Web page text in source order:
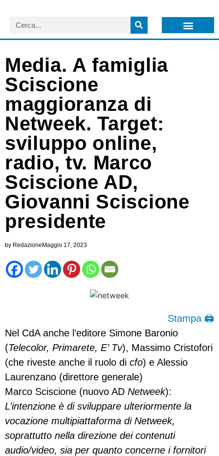
Media. A famiglia
Sciscione
maggioranza di
Netweek. Target:
sviluppo online,
radio, tv. Marco
Sciscione AD,
Giovanni Sciscione
presidente
by Redazione Maggio 17, 2023
Stampa 🖨
Nel CdA anche l’editore Simone Baronio
(Telecolor, Primarete, E’ Tv), Massimo Cristofori
(che riveste anche il ruolo di cfo) e Alessio
Laurenzano (direttore generale)
Marco Sciscione (nuovo AD Netweek):
L’intenzione è di sviluppare ulteriormente la
vocazione multipiattaforma di Netweek,
soprattutto nella direzione dei contenuti
audio/video, sia per quanto concerne i fornitori